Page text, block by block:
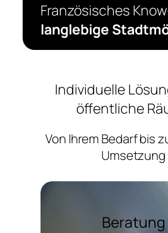
Französisches
langlebige
Individuelle
öffentliche
Von Ihrem Bedarf bis
Umsetzung
Beratung